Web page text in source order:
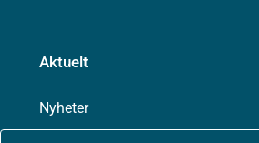
Aktuelt
Nyheter